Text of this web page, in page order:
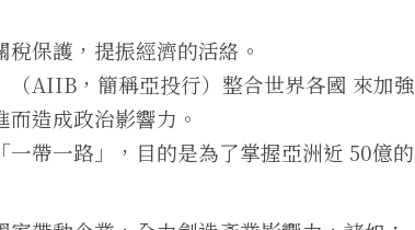
保護，提振經濟的活絡。
AIIB，簡稱亞投行）整合世界各國 來加強
造成政治影響力。
帶一路」，目的是為了掌握亞洲近 50億的